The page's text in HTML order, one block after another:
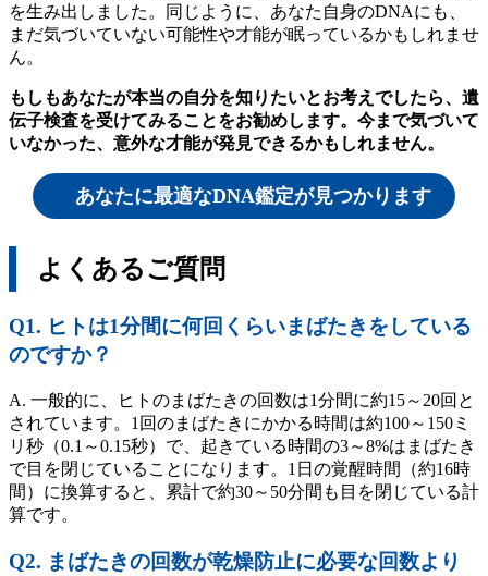
を生み出しました。同じように、あなた自身のDNAにも、
まだ気づいていない可能性や才能が眠っているかもしれませ
ん。
もしもあなたが本当の自分を知りたいとお考えでしたら、遺
伝子検査を受けてみることをお勧めします。今まで気づいて
いなかった、意外な才能が発見できるかもしれません。
あなたに最適なDNA鑑定が見つかります
よくあるご質問
Q1. ヒトは1分間に何回くらいまばたきをしている
のですか？
A. 一般的に、ヒトのまばたきの回数は1分間に約15～20回と
されています。1回のまばたきにかかる時間は約100～150ミ
リ秒（0.1～0.15秒）で、起きている時間の3～8%はまばたき
で目を閉じていることになります。1日の覚醒時間（約16時
間）に換算すると、累計で約30～50分間も目を閉じている計
算です。
Q2. まばたきの回数が乾燥防止に必要な回数より